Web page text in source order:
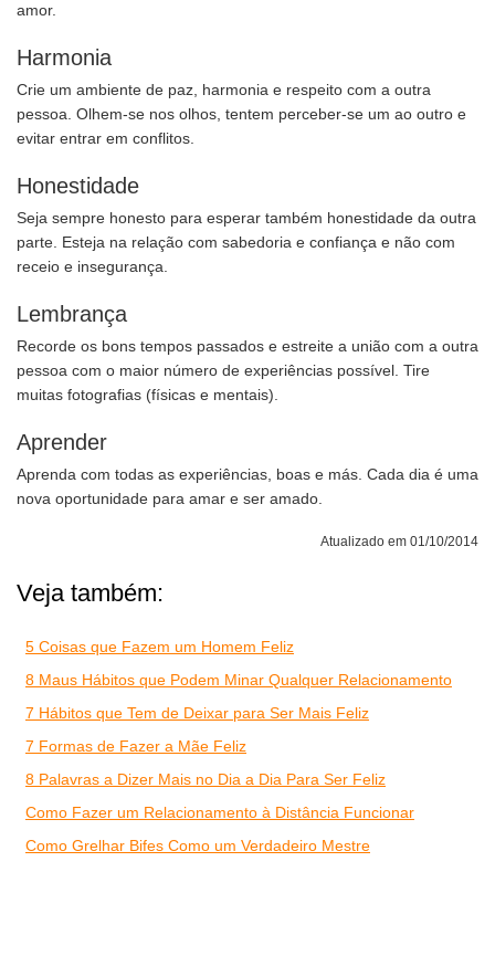
amor.
Harmonia
Crie um ambiente de paz, harmonia e respeito com a outra
pessoa. Olhem-se nos olhos, tentem perceber-se um ao outro e
evitar entrar em conflitos.
Honestidade
Seja sempre honesto para esperar também honestidade da outra
parte. Esteja na relação com sabedoria e confiança e não com
receio e insegurança.
Lembrança
Recorde os bons tempos passados e estreite a união com a outra
pessoa com o maior número de experiências possível. Tire
muitas fotografias (físicas e mentais).
Aprender
Aprenda com todas as experiências, boas e más. Cada dia é uma
nova oportunidade para amar e ser amado.
Atualizado em 01/10/2014
Veja também:
5 Coisas que Fazem um Homem Feliz
8 Maus Hábitos que Podem Minar Qualquer Relacionamento
7 Hábitos que Tem de Deixar para Ser Mais Feliz
7 Formas de Fazer a Mãe Feliz
8 Palavras a Dizer Mais no Dia a Dia Para Ser Feliz
Como Fazer um Relacionamento à Distância Funcionar
Como Grelhar Bifes Como um Verdadeiro Mestre